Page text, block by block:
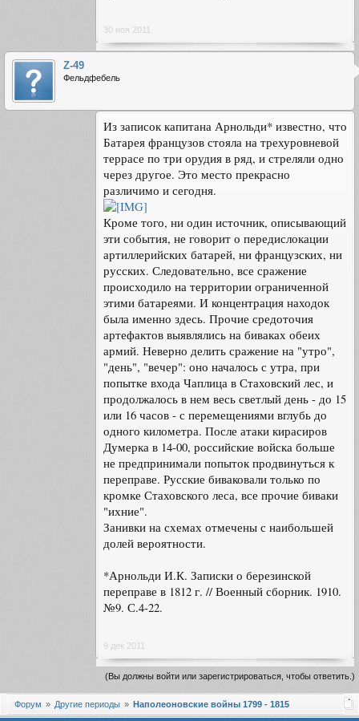
30 ноя 2011
Z-49
Фельдфебель
Из записок капитана Арнольди* известно, что
Батарея французов стояла на трехуровневой
террасе по три орудия в ряд, и стреляли одно
через другое. Это место прекрасно
различимо и сегодня.
Кроме того, ни один источник, описывающий
эти события, не говорит о передислокации
артиллерийских батарей, ни французских, ни
русских. Следовательно, все сражение
происходило на территории ограниченной
этими батареями. И концентрация находок
была именно здесь. Прочие средоточия
артефактов выявлялись на биваках обеих
армий. Неверно делить сражение на "утро",
"день", "вечер": оно началось с утра, при
попытке входа Чаплица в Стаховский лес, и
продолжалось в нем весь светлый день - до 15
или 16 часов - с перемещениями вглубь до
одного километра. После атаки кирасиров
Думерка в 14-00, российские войска больше
не предпринимали попыток продвинуться к
переправе. Русские биваковали только по
кромке Стаховского леса, все прочие биваки
"ихние".
Занивки на схемах отмечены с наибольшей
долей вероятности.
*Арнольди И.К. Записки о березинской
переправе в 1812 г. // Военный сборник. 1910.
№9. С.4-22.
9 дек 2011
(Вы должны войти или зарегистрироваться, чтобы ответить.)
Форум Другие периоды Наполеоновские войны 1799 - 1815